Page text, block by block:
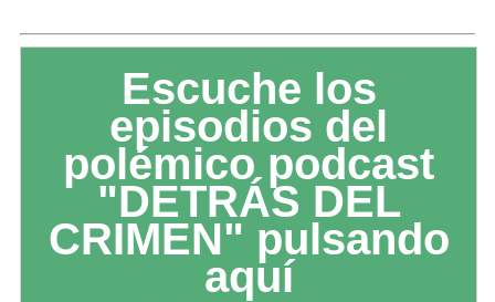
Escuche los
episodios del
polémico podcast
"DETRÁS DEL
CRIMEN" pulsando
aquí